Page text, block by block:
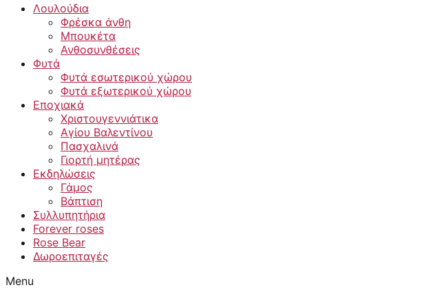
Λουλούδια
Φρέσκα άνθη
Μπουκέτα
Ανθοσυνθέσεις
Φυτά
Φυτά εσωτερικού χώρου
Φυτά εξωτερικού χώρου
Εποχιακά
Χριστουγεννιάτικα
Αγίου Βαλεντίνου
Πασχαλινά
Γιορτή μητέρας
Εκδηλώσεις
Γάμος
Βάπτιση
Συλλυπητήρια
Forever roses
Rose Bear
Δωροεπιταγές
Menu